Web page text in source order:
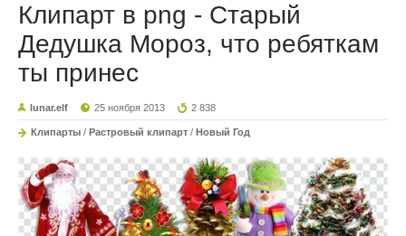
Клипарт в png - Старый
Дедушка Мороз, что ребяткам
ты принес
lunar.elf 25 ноября 2013 2 838
Клипарты / Растровый клипарт / Новый Год